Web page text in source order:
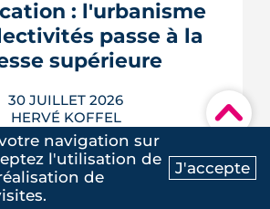
Contactez-nous
▾
logement entrée en
juillet vient alourdir la
LIRE L'ARTICLE
: l'urbanisme
passe à la
supérieure
30 JUILLET 2026
HERVÉ KOFFEL
navigation sur
l'utilisation de
de
J'accepte